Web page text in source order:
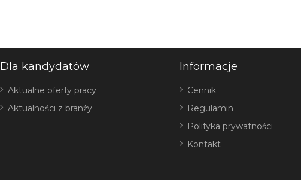
Dla kandydatów
Aktualne oferty pracy
Aktualności z branży
Informacje
Cennik
Regulamin
Polityka prywatności
Kontakt